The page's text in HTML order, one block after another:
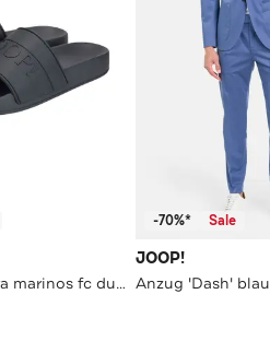
Sandale lettera marinos fc dunkelblau
-70%* Sale
JOOP!
Anzug 'Dash' blau